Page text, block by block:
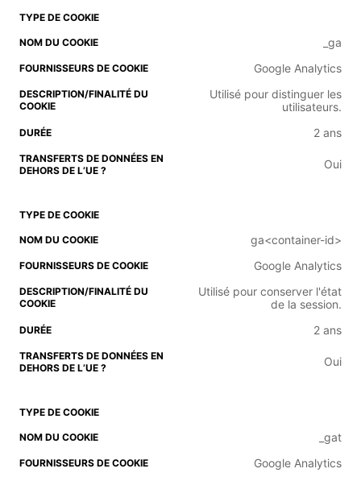
_ga
Google Analytics
Utilisé pour distinguer les
utilisateurs.
2 ans
Oui
ga<container-id>
Google Analytics
Utilisé pour conserver l'état
de la session.
2 ans
Oui
_gat
Google Analytics